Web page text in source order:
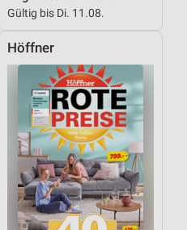
Gültig bis Di. 11.08.
Höffner